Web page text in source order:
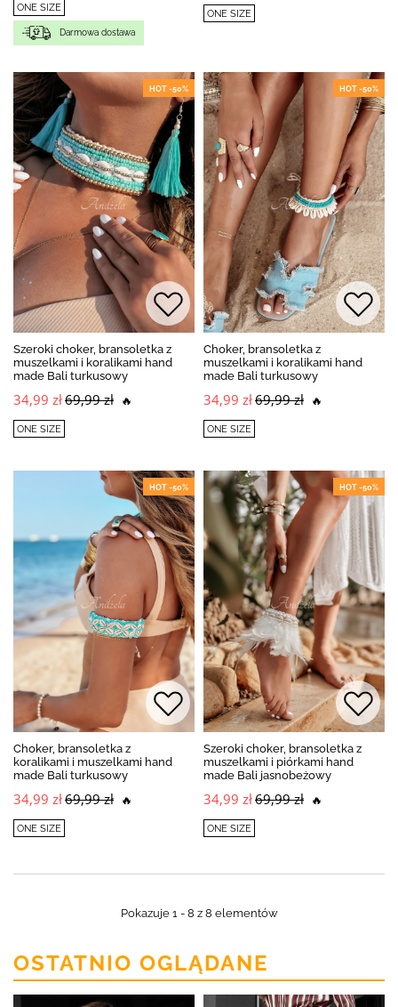
ONE SIZE
Darmowa dostawa
ONE SIZE
HOT -50%
Szeroki choker, bransoletka z
muszelkami i koralikami hand
made Bali turkusowy
34,99 zł69,99 zł 🔥
ONE SIZE
HOT -50%
Choker, bransoletka z
muszelkami i koralikami hand
made Bali turkusowy
34,99 zł69,99 zł 🔥
ONE SIZE
HOT -50%
Choker, bransoletka z
koralikami i muszelkami hand
made Bali turkusowy
34,99 zł69,99 zł 🔥
ONE SIZE
HOT -50%
Szeroki choker, bransoletka z
muszelkami i piórkami hand
made Bali jasnobeżowy
34,99 zł69,99 zł 🔥
ONE SIZE
Pokazuje 1 - 8 z 8 elementów
OSTATNIO OGLĄDANE